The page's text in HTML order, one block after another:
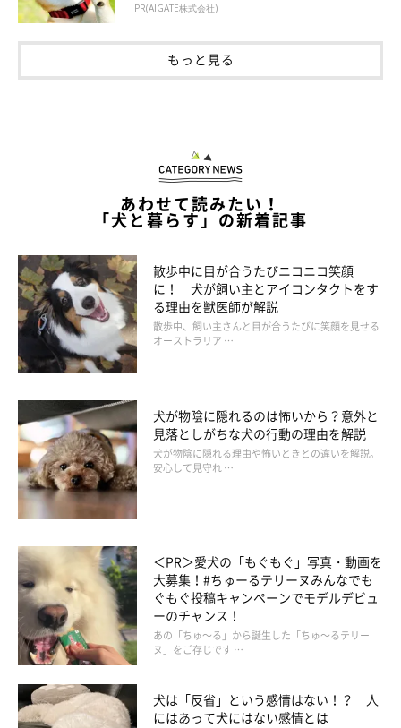
いぬのきもち投稿写真ギャラリー
ーー愛犬の歯磨きをする場合、どれくらいの頻度でどのように行
えばよいですか？
A：犬の歯磨きは食事毎に行うのが理想ですが、最低3日に1回で
きるとよいですね。犬用の歯ブラシやガーゼを指に巻いて、愛犬
を併用するのもよいでしょう。
PR(AIGATE株式会社)
もっと見る
あわせて読みたい！
「犬と暮らす」の新着記事
散歩中に目が合うたびニコニコ笑顔
に！ 犬が飼い主とアイコンタクトをす
る理由を獣医師が解説
散歩中、飼い主さんと目が合うたびに笑顔を見せる
オーストラリア …
犬が物陰に隠れるのは怖いから？意外と
見落としがちな犬の行動の理由を解説
犬が物陰に隠れる理由や怖いときとの違いを解説。
安心して見守れ …
＜PR＞愛犬の「もぐもぐ」写真・動画を
大募集！#ちゅーるテリーヌみんなでも
ぐもぐ投稿キャンペーンでモデルデビュ
ーのチャンス！
あの「ちゅ～る」から誕生した「ちゅ～るテリー
ヌ」をご存じです …
犬は「反省」という感情はない！？ 人
にはあって犬にはない感情とは